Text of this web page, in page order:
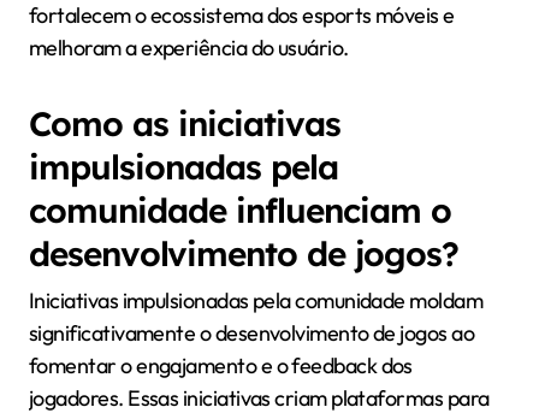
fortalecem o ecossistema dos esports móveis e
melhoram a experiência do usuário.
Como as iniciativas
impulsionadas pela
comunidade influenciam o
desenvolvimento de jogos?
Iniciativas impulsionadas pela comunidade moldam
significativamente o desenvolvimento de jogos ao
fomentar o engajamento e o feedback dos
jogadores. Essas iniciativas criam plataformas para